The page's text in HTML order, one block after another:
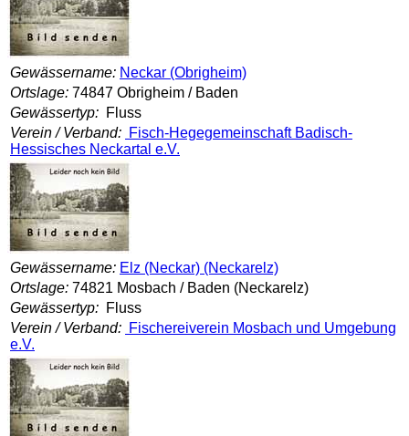
Gewässername: Neckar (Obrigheim)
Ortslage: 74847 Obrigheim / Baden
Gewässertyp: Fluss
Verein / Verband: Fisch-Hegegemeinschaft Badisch-
Hessisches Neckartal e.V.
Gewässername: Elz (Neckar) (Neckarelz)
Ortslage: 74821 Mosbach / Baden (Neckarelz)
Gewässertyp: Fluss
Verein / Verband: Fischereiverein Mosbach und Umgebung
e.V.